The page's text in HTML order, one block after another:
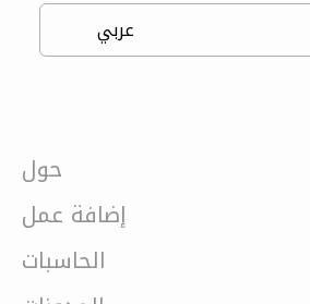
حول
إضافة عمل
الحاسبات